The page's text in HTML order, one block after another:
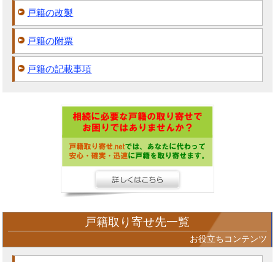
戸籍の改製
戸籍の附票
戸籍の記載事項
戸籍取り寄せ先一覧
お役立ちコンテンツ